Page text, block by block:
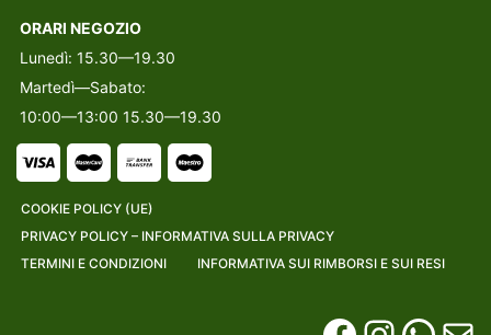
ORARI NEGOZIO
Lunedì: 15.30—19.30
Martedì—Sabato:
10:00—13:00 15.30—19.30
COOKIE POLICY (UE)
PRIVACY POLICY – INFORMATIVA SULLA PRIVACY
TERMINI E CONDIZIONI
INFORMATIVA SUI RIMBORSI E SUI RESI